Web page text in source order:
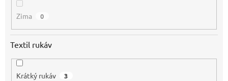
Zima 0
Textil rukáv
Krátký rukáv 3